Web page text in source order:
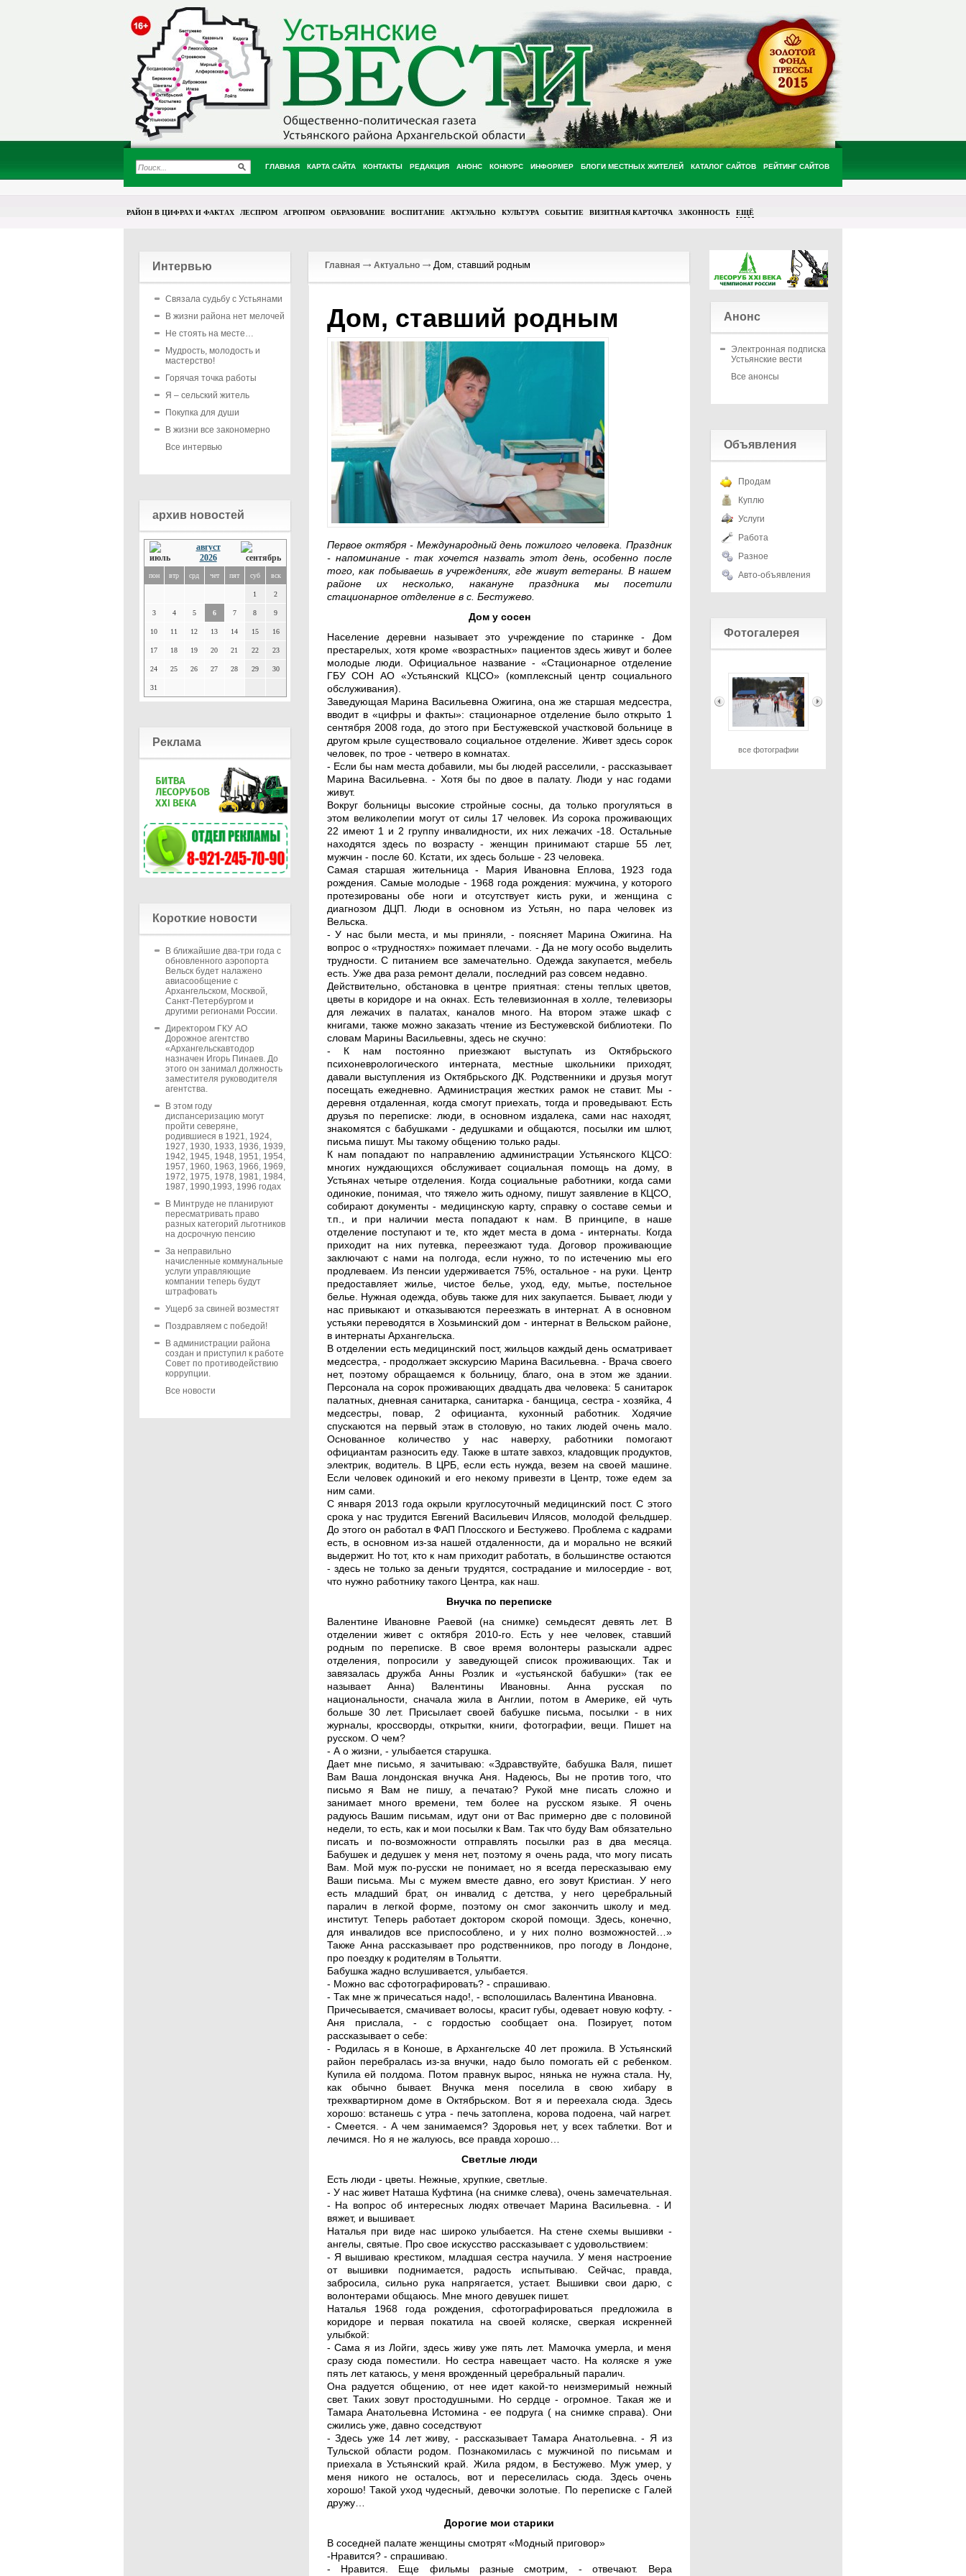
ГЛАВНАЯ КАРТА САЙТА КОНТАКТЫ РЕДАКЦИЯ АНОНС КОНКУРС ИНФОРМЕР БЛОГИ МЕСТНЫХ ЖИТЕЛЕЙ КАТАЛОГ САЙТОВ РЕЙТИНГ САЙТОВ
РАЙОН В ЦИФРАХ И ФАКТАХ ЛЕСПРОМ АГРОПРОМ ОБРАЗОВАНИЕ ВОСПИТАНИЕ АКТУАЛЬНО КУЛЬТУРА СОБЫТИЕ ВИЗИТНАЯ КАРТОЧКА ЗАКОННОСТЬ ЕЩЁ
Интервью
Связала судьбу с Устьянами
В жизни района нет мелочей
Не стоять на месте…
Мудрость, молодость и
мастерство!
Горячая точка работы
Я – сельский житель
Покупка для души
В жизни все закономерно
Все интервью
архив новостей
август
2026
пон втр срд чет пят суб вск
1 2
3 4 5 6 7 8 9
10 11 12 13 14 15 16
17 18 19 20 21 22 23
24 25 26 27 28 29 30
31
Реклама
Короткие новости
В ближайшие два-три года с
обновленного аэропорта
Вельск будет налажено
авиасообщение с
Архангельском, Москвой,
Санкт-Петербургом и
другими регионами России.
Директором ГКУ АО
Дорожное агентство
«Архангельскавтодор
назначен Игорь Пинаев. До
этого он занимал должность
заместителя руководителя
агентства.
В этом году
диспансеризацию могут
пройти северяне,
родившиеся в 1921, 1924,
1927, 1930, 1933, 1936, 1939,
1942, 1945, 1948, 1951, 1954,
1957, 1960, 1963, 1966, 1969,
1972, 1975, 1978, 1981, 1984,
1987, 1990,1993, 1996 годах
В Минтруде не планируют
пересматривать право
разных категорий льготников
на досрочную пенсию
За неправильно
начисленные коммунальные
услуги управляющие
компании теперь будут
штрафовать
Ущерб за свиней возместят
Поздравляем с победой!
В администрации района
создан и приступил к работе
Совет по противодействию
коррупции.
Все новости
Главная Актуально Дом, ставший родным
Дом, ставший родным
Первое октября - Международный день пожилого человека. Праздник
- напоминание - так хочется назвать этот день, особенно после
того, как побываешь в учреждениях, где живут ветераны. В нашем
районе их несколько, накануне праздника мы посетили
стационарное отделение в с. Бестужево.
Дом у сосен
Население деревни называет это учреждение по старинке - Дом
престарелых, хотя кроме «возрастных» пациентов здесь живут и более
молодые люди. Официальное название - «Стационарное отделение
ГБУ СОН АО «Устьянский КЦСО» (комплексный центр социального
обслуживания).
Заведующая Марина Васильевна Ожигина, она же старшая медсестра,
вводит в «цифры и факты»: стационарное отделение было открыто 1
сентября 2008 года, до этого при Бестужевской участковой больнице в
другом крыле существовало социальное отделение. Живет здесь сорок
человек, по трое - четверо в комнатах.
- Если бы нам места добавили, мы бы людей расселили, - рассказывает
Марина Васильевна. - Хотя бы по двое в палату. Люди у нас годами
живут.
Вокруг больницы высокие стройные сосны, да только прогуляться в
этом великолепии могут от силы 17 человек. Из сорока проживающих
22 имеют 1 и 2 группу инвалидности, их них лежачих -18. Остальные
находятся здесь по возрасту - женщин принимают старше 55 лет,
мужчин - после 60. Кстати, их здесь больше - 23 человека.
Самая старшая жительница - Мария Ивановна Еплова, 1923 года
рождения. Самые молодые - 1968 года рождения: мужчина, у которого
протезированы обе ноги и отсутствует кисть руки, и женщина с
диагнозом ДЦП. Люди в основном из Устьян, но пара человек из
Вельска.
- У нас были места, и мы приняли, - поясняет Марина Ожигина. На
вопрос о «трудностях» пожимает плечами. - Да не могу особо выделить
трудности. С питанием все замечательно. Одежда закупается, мебель
есть. Уже два раза ремонт делали, последний раз совсем недавно.
Действительно, обстановка в центре приятная: стены теплых цветов,
цветы в коридоре и на окнах. Есть телевизионная в холле, телевизоры
для лежачих в палатах, каналов много. На втором этаже шкаф с
книгами, также можно заказать чтение из Бестужевской библиотеки. По
словам Марины Васильевны, здесь не скучно:
- К нам постоянно приезжают выступать из Октябрьского
психоневрологического интерната, местные школьники приходят,
давали выступления из Октябрьского ДК. Родственники и друзья могут
посещать ежедневно. Администрация жестких рамок не ставит. Мы -
деревня отдаленная, когда смогут приехать, тогда и проведывают. Есть
друзья по переписке: люди, в основном издалека, сами нас находят,
знакомятся с бабушками - дедушками и общаются, посылки им шлют,
письма пишут. Мы такому общению только рады.
К нам попадают по направлению администрации Устьянского КЦСО:
многих нуждающихся обслуживает социальная помощь на дому, в
Устьянах четыре отделения. Когда социальные работники, когда сами
одинокие, понимая, что тяжело жить одному, пишут заявление в КЦСО,
собирают документы - медицинскую карту, справку о составе семьи и
т.п., и при наличии места попадают к нам. В принципе, в наше
отделение поступают и те, кто ждет места в дома - интернаты. Когда
приходит на них путевка, переезжают туда. Договор проживающие
заключают с нами на полгода, если нужно, то по истечению мы его
продлеваем. Из пенсии удерживается 75%, остальное - на руки. Центр
предоставляет жилье, чистое белье, уход, еду, мытье, постельное
белье. Нужная одежда, обувь также для них закупается. Бывает, люди у
нас привыкают и отказываются переезжать в интернат. А в основном
устьяки переводятся в Хозьминский дом - интернат в Вельском районе,
в интернаты Архангельска.
В отделении есть медицинский пост, жильцов каждый день осматривает
медсестра, - продолжает экскурсию Марина Васильевна. - Врача своего
нет, поэтому обращаемся к больницу, благо, она в этом же здании.
Персонала на сорок проживающих двадцать два человека: 5 санитарок
палатных, дневная санитарка, санитарка - банщица, сестра - хозяйка, 4
медсестры, повар, 2 официанта, кухонный работник. Ходячие
спускаются на первый этаж в столовую, но таких людей очень мало.
Основанное количество у нас наверху, работники помогают
официантам разносить еду. Также в штате завхоз, кладовщик продуктов,
электрик, водитель. В ЦРБ, если есть нужда, везем на своей машине.
Если человек одинокий и его некому привезти в Центр, тоже едем за
ним сами.
С января 2013 года окрыли круглосуточный медицинский пост. С этого
срока у нас трудится Евгений Васильевич Илясов, молодой фельдшер.
До этого он работал в ФАП Плосского и Бестужево. Проблема с кадрами
есть, в основном из-за нашей отдаленности, да и морально не всякий
выдержит. Но тот, кто к нам приходит работать, в большинстве остаются
- здесь не только за деньги трудятся, сострадание и милосердие - вот,
что нужно работнику такого Центра, как наш.
Внучка по переписке
Валентине Ивановне Раевой (на снимке) семьдесят девять лет. В
отделении живет с октября 2010-го. Есть у нее человек, ставший
родным по переписке. В свое время волонтеры разыскали адрес
отделения, попросили у заведующей список проживающих. Так и
завязалась дружба Анны Розлик и «устьянской бабушки» (так ее
называет Анна) Валентины Ивановны. Анна русская по
национальности, сначала жила в Англии, потом в Америке, ей чуть
больше 30 лет. Присылает своей бабушке письма, посылки - в них
журналы, кроссворды, открытки, книги, фотографии, вещи. Пишет на
русском. О чем?
- А о жизни, - улыбается старушка.
Дает мне письмо, я зачитываю: «Здравствуйте, бабушка Валя, пишет
Вам Ваша лондонская внучка Аня. Надеюсь, Вы не против того, что
письмо я Вам не пишу, а печатаю? Рукой мне писать сложно и
занимает много времени, тем более на русском языке. Я очень
радуюсь Вашим письмам, идут они от Вас примерно две с половиной
недели, то есть, как и мои посылки к Вам. Так что буду Вам обязательно
писать и по-возможности отправлять посылки раз в два месяца.
Бабушек и дедушек у меня нет, поэтому я очень рада, что могу писать
Вам. Мой муж по-русски не понимает, но я всегда пересказываю ему
Ваши письма. Мы с мужем вместе давно, его зовут Кристиан. У него
есть младший брат, он инвалид с детства, у него церебральный
паралич в легкой форме, поэтому он смог закончить школу и мед.
институт. Теперь работает доктором скорой помощи. Здесь, конечно,
для инвалидов все приспособлено, и у них полно возможностей…»
Также Анна рассказывает про родственников, про погоду в Лондоне,
про поездку к родителям в Тольятти.
Бабушка жадно вслушивается, улыбается.
- Можно вас сфотографировать? - спрашиваю.
- Так мне ж причесаться надо!, - всполошилась Валентина Ивановна.
Причесывается, смачивает волосы, красит губы, одевает новую кофту. -
Аня прислала, - с гордостью сообщает она. Позирует, потом
рассказывает о себе:
- Родилась я в Коноше, в Архангельске 40 лет прожила. В Устьянский
район перебралась из-за внучки, надо было помогать ей с ребенком.
Купила ей полдома. Потом правнук вырос, нянька не нужна стала. Ну,
как обычно бывает. Внучка меня поселила в свою хибару в
трехквартирном доме в Октябрьском. Вот я и переехала сюда. Здесь
хорошо: встанешь с утра - печь затоплена, корова подоена, чай нагрет.
- Смеется. - А чем занимаемся? Здоровья нет, у всех таблетки. Вот и
лечимся. Но я не жалуюсь, все правда хорошо…
Светлые люди
Есть люди - цветы. Нежные, хрупкие, светлые.
- У нас живет Наташа Куфтина (на снимке слева), очень замечательная.
- На вопрос об интересных людях отвечает Марина Васильевна. - И
вяжет, и вышивает.
Наталья при виде нас широко улыбается. На стене схемы вышивки -
ангелы, святые. Про свое искусство рассказывает с удовольствием:
- Я вышиваю крестиком, младшая сестра научила. У меня настроение
от вышивки поднимается, радость испытываю. Сейчас, правда,
забросила, сильно рука напрягается, устает. Вышивки свои дарю, с
волонтерами общаюсь. Мне много девушек пишет.
Наталья 1968 года рождения, сфотографироваться предложила в
коридоре и первая покатила на своей коляске, сверкая искренней
улыбкой:
- Сама я из Лойги, здесь живу уже пять лет. Мамочка умерла, и меня
сразу сюда поместили. Но сестра навещает часто. На коляске я уже
пять лет катаюсь, у меня врожденный церебральный паралич.
Она радуется общению, от нее идет какой-то неизмеримый нежный
свет. Таких зовут простодушными. Но сердце - огромное. Такая же и
Тамара Анатольевна Истомина - ее подруга ( на снимке справа). Они
сжились уже, давно соседствуют
- Здесь уже 14 лет живу, - рассказывает Тамара Анатольевна. - Я из
Тульской области родом. Познакомилась с мужчиной по письмам и
приехала в Устьянский край. Жила рядом, в Бестужево. Муж умер, у
меня никого не осталось, вот и переселилась сюда. Здесь очень
хорошо! Такой уход чудесный, девочки золотые. По переписке с Галей
дружу…
Дорогие мои старики
В соседней палате женщины смотрят «Модный приговор»
-Нравится? - спрашиваю.
- Нравится. Еще фильмы разные смотрим, - отвечают. Вера
Анонс
Электронная подписка на
Устьянские вести
Все анонсы
Объявления
Продам
Куплю
Услуги
Работа
Разное
Авто-объявления
Фотогалерея
все фотографии